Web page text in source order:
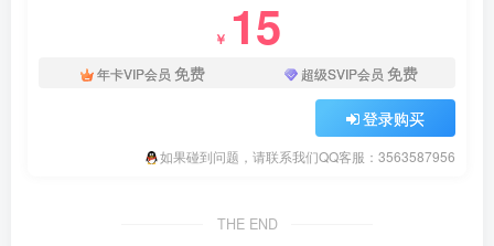
￥ 15
年卡VIP会员 免费 超级SVIP会员 免费
登录购买
如果碰到问题，请联系我们QQ客服：3563587956
THE END